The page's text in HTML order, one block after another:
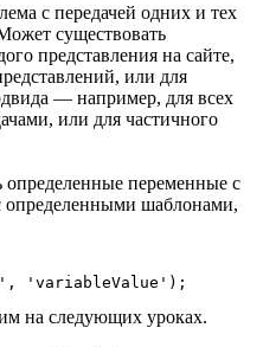
с передачей одних и тех
существовать
представления на сайте,
или для
— например, для всех
или для частичного
переменные с
шаблонами,
на следующих уроках.